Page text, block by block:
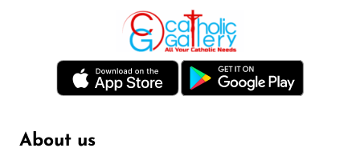
About us